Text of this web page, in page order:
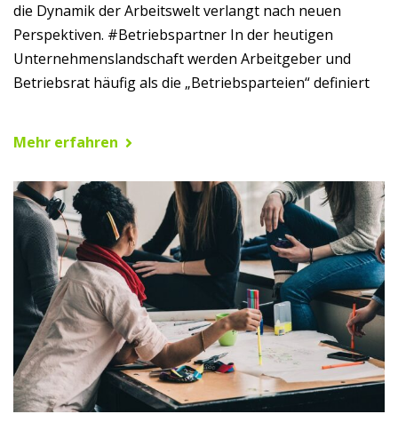
die Dynamik der Arbeitswelt verlangt nach neuen
Perspektiven. #Betriebspartner In der heutigen
Unternehmenslandschaft werden Arbeitgeber und
Betriebsrat häufig als die „Betriebsparteien“ definiert
Mehr erfahren